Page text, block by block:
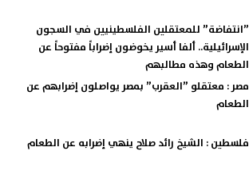
”انتفاضة” للمعتقلين الفلسطينيين في السجون
الإسرائيلية.. ألفا أسير يخوضون إضراباً مفتوحاً عن
الطعام وهذه مطالبهم
مصر : معتقلو ”العقرب” بمصر يواصلون إضرابهم عن
الطعام
فلسطين : الشيخ رائد صلاح ينهي إضرابه عن الطعام